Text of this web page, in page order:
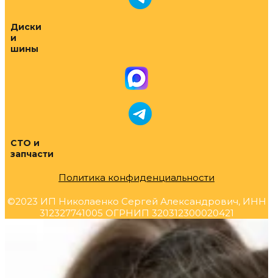
Диски
и
шины
СТО и
запчасти
Политика конфиденциальности
©2023 ИП Николаенко Сергей Александрович, ИНН
312327741005 ОГРНИП 320312300020421